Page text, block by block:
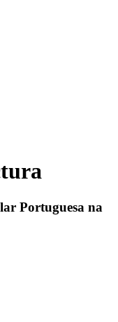
Portuguesa na